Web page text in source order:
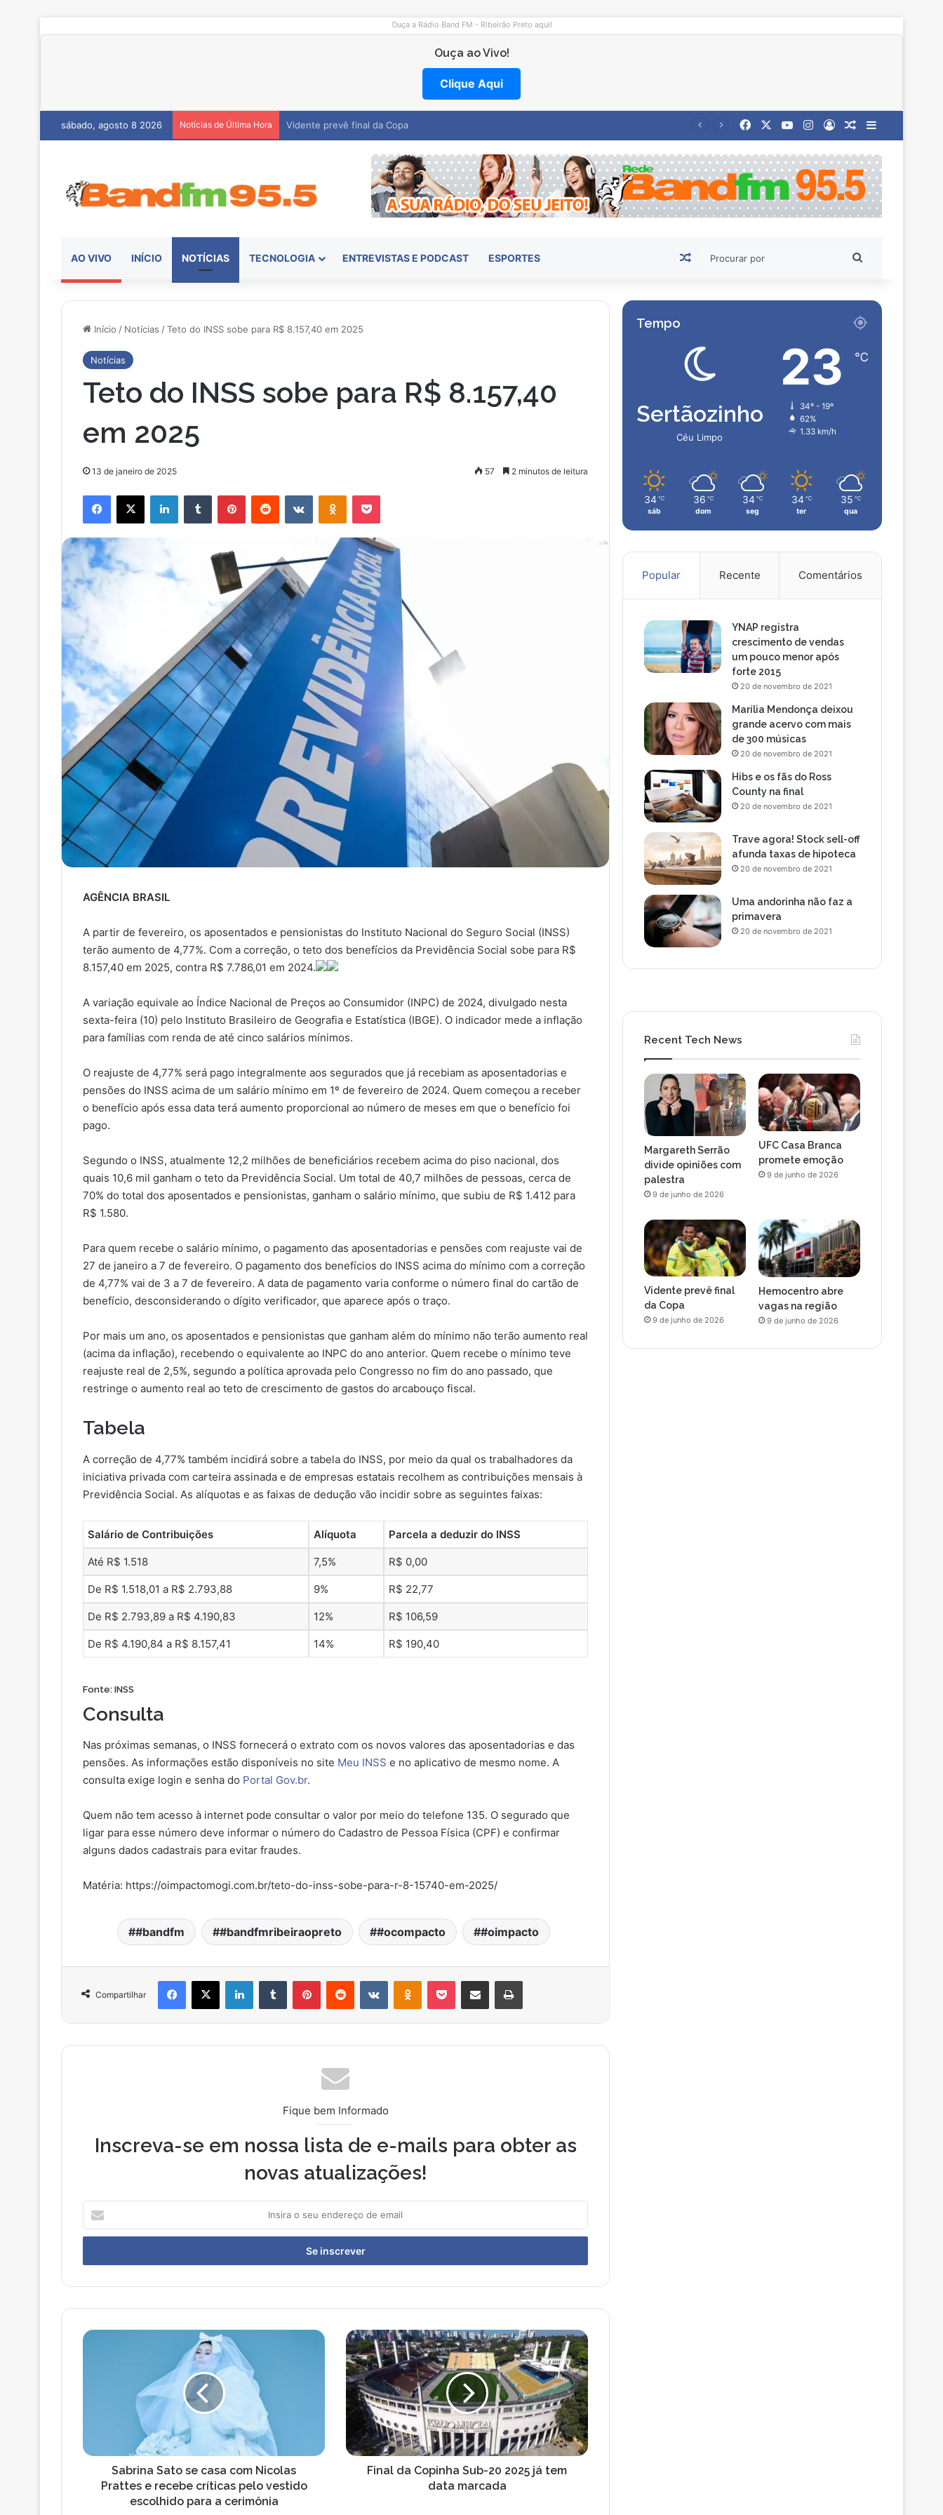
Ouça a Rádio Band FM - Ribeirão Preto aqui!
Ouça ao Vivo!
Clique Aqui
sábado, agosto 8 2026 Notícias de Última Hora Hemocentro abre vagas na região Facebook YouTubeInstagram
EntrarArtigo aleatório
AO VIVO INÍCIO NOTÍCIAS TECNOLOGIA ENTREVISTAS E PODCAST ESPORTES Artigo aleatório
Início / Notícias /Teto do INSS sobe para R$ 8.157,40 em 2025
Notícias
Teto do INSS sobe para R$ 8.157,40
em 2025
13 de janeiro de 2025 57 2 minutos de leitura
AGÊNCIA BRASIL
A partir de fevereiro, os aposentados e pensionistas do Instituto Nacional do Seguro Social (INSS)
terão aumento de 4,77%. Com a correção, o teto dos benefícios da Previdência Social sobe para R$
8.157,40 em 2025, contra R$ 7.786,01 em 2024.
A variação equivale ao Índice Nacional de Preços ao Consumidor (INPC) de 2024, divulgado nesta
sexta-feira (10) pelo Instituto Brasileiro de Geografia e Estatística (IBGE). O indicador mede a inflação
para famílias com renda de até cinco salários mínimos.
O reajuste de 4,77% será pago integralmente aos segurados que já recebiam as aposentadorias e
pensões do INSS acima de um salário mínimo em 1º de fevereiro de 2024. Quem começou a receber
o benefício após essa data terá aumento proporcional ao número de meses em que o benefício foi
pago.
Segundo o INSS, atualmente 12,2 milhões de beneficiários recebem acima do piso nacional, dos
quais 10,6 mil ganham o teto da Previdência Social. Um total de 40,7 milhões de pessoas, cerca de
70% do total dos aposentados e pensionistas, ganham o salário mínimo, que subiu de R$ 1.412 para
R$ 1.580.
Para quem recebe o salário mínimo, o pagamento das aposentadorias e pensões com reajuste vai de
27 de janeiro a 7 de fevereiro. O pagamento dos benefícios do INSS acima do mínimo com a correção
de 4,77% vai de 3 a 7 de fevereiro. A data de pagamento varia conforme o número final do cartão de
benefício, desconsiderando o dígito verificador, que aparece após o traço.
Por mais um ano, os aposentados e pensionistas que ganham além do mínimo não terão aumento real
(acima da inflação), recebendo o equivalente ao INPC do ano anterior. Quem recebe o mínimo teve
reajuste real de 2,5%, segundo a política aprovada pelo Congresso no fim do ano passado, que
restringe o aumento real ao teto de crescimento de gastos do arcabouço fiscal.
Tabela
A correção de 4,77% também incidirá sobre a tabela do INSS, por meio da qual os trabalhadores da
iniciativa privada com carteira assinada e de empresas estatais recolhem as contribuições mensais à
Previdência Social. As alíquotas e as faixas de dedução vão incidir sobre as seguintes faixas:
Salário de Contribuições Alíquota Parcela a deduzir do INSS
Até R$ 1.518 7,5% R$ 0,00
De R$ 1.518,01 a R$ 2.793,88 9% R$ 22,77
De R$ 2.793,89 a R$ 4.190,83 12% R$ 106,59
De R$ 4.190,84 a R$ 8.157,41 14% R$ 190,40
Fonte: INSS
Consulta
Nas próximas semanas, o INSS fornecerá o extrato com os novos valores das aposentadorias e das
pensões. As informações estão disponíveis no site Meu INSS e no aplicativo de mesmo nome. A
consulta exige login e senha do Portal Gov.br.
Quem não tem acesso à internet pode consultar o valor por meio do telefone 135. O segurado que
ligar para esse número deve informar o número do Cadastro de Pessoa Física (CPF) e confirmar
alguns dados cadastrais para evitar fraudes.
Matéria: https://oimpactomogi.com.br/teto-do-inss-sobe-para-r-8-15740-em-2025/
#bandfm #bandfmribeiraopreto #ocompacto #oimpacto
Compartilhar
Fique bem Informado
Inscreva-se em nossa lista de e-mails para obter as
novas atualizações!
s
r
s
u
o
S
a
Sabrina Sato se casa com Nicolas
Prattes e recebe críticas pelo vestido
escolhido para a cerimônia
F
i
n
a
l
d
C
o
Final da Copinha Sub-20 2025 já tem
data marcada
Tempo
Sertãozinho
Céu Limpo
23 ℃
34º - 19º
62%
1.33 km/h
34 ℃
sáb
36 ℃
dom
34 ℃
seg
34 ℃
ter
35 ℃
qua
Popular Recente Comentários
YNAP registra
crescimento de vendas
um pouco menor após
forte 2015
20 de novembro de 2021
Marília Mendonça deixou
grande acervo com mais
de 300 músicas
20 de novembro de 2021
Hibs e os fãs do Ross
County na final
20 de novembro de 2021
Trave agora! Stock sell-off
afunda taxas de hipoteca
20 de novembro de 2021
Uma andorinha não faz a
primavera
20 de novembro de 2021
Recent Tech News
Margareth Serrão
divide opiniões com
palestra
9 de junho de 2026
UFC Casa Branca
promete emoção
9 de junho de 2026
Vidente prevê final
da Copa
9 de junho de 2026
Hemocentro abre
vagas na região
9 de junho de 2026